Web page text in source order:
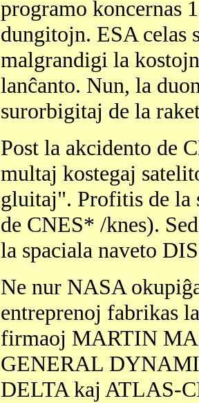
programo koncernas
dungitojn. ESA
malgrandigi la
lanĉanto. Nun, la
surorbigitaj de la
Post la akcidento de
multaj kostegaj
gluitaj". Profitis de
de CNES* /knes).
la spaciala naveto
Ne nur NASA
entreprenoj fabrikas
firmaoj MARTIN
GENERAL
DELTA kaj ATLAS-